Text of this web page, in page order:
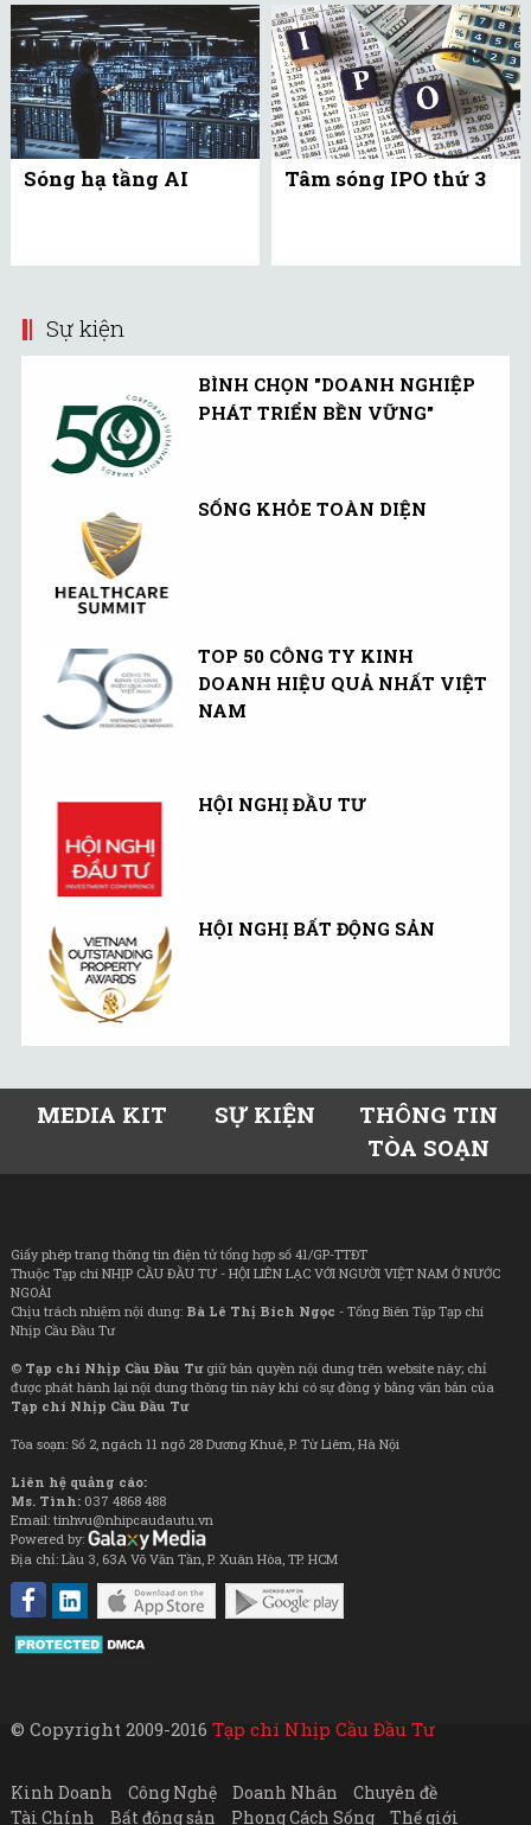
Sóng hạ tầng AI Tâm sóng IPO thứ 3
Sự kiện
BÌNH CHỌN "DOANH NGHIỆP
PHÁT TRIỂN BỀN VỮNG"
SỐNG KHỎE TOÀN DIỆN
TOP 50 CÔNG TY KINH
DOANH HIỆU QUẢ NHẤT VIỆT
NAM
HỘI NGHỊ ĐẦU TƯ
HỘI NGHỊ BẤT ĐỘNG SẢN
MEDIA KIT SỰ KIỆN
THÔNG TIN
TÒA SOẠN
Giấy phép trang thông tin điện tử tổng hợp số 41/GP-TTĐT
Thuộc Tạp chí NHỊP CẦU ĐẦU TƯ - HỘI LIÊN LẠC VỚI NGƯỜI VIỆT NAM Ở NƯỚC
NGOÀI
Chịu trách nhiệm nội dung: Bà Lê Thị Bích Ngọc - Tổng Biên Tập Tạp chí
Nhịp Cầu Đầu Tư
© Tạp chí Nhịp Cầu Đầu Tưgiữ bản quyền nội dung trên website này; chỉ
được phát hành lại nội dung thông tin này khi có sự đồng ý bằng văn bản của
Tạp chí Nhịp Cầu Đầu Tư
Tòa soạn: Số 2, ngách 11 ngõ 28 Dương Khuê, P. Từ Liêm, Hà Nội
Liên hệ quảng cáo:
Ms. Tình: 037 4868 488
Email: tinhvu@nhipcaudautu.vn
Powered by:
Địa chỉ: Lầu 3, 63A Võ Văn Tần, P. Xuân Hòa, TP. HCM
© Copyright 2009-2016 Tạp chí Nhịp Cầu Đầu Tư
Kinh Doanh Công Nghệ Doanh Nhân
Chuyên đề
Tài Chính
Bất động sản Phong Cách Sống Thế giới